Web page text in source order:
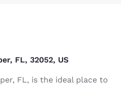
FL, 32052, US
FL, is the ideal place to